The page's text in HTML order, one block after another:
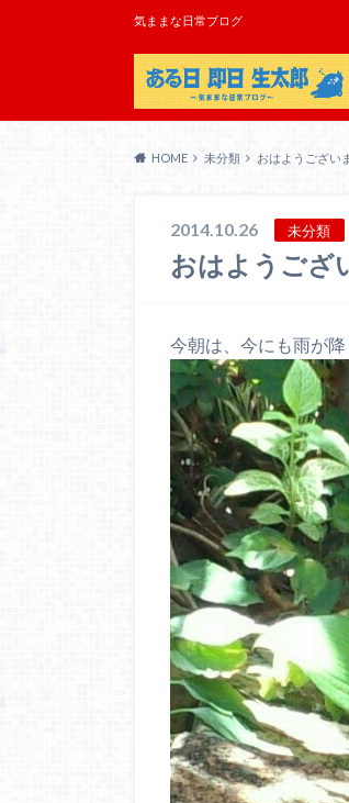
気ままな日常ブログ
HOME 未分類 おはようござい
2014.10.26 未分類
おはようござ
今朝は、今にも雨が